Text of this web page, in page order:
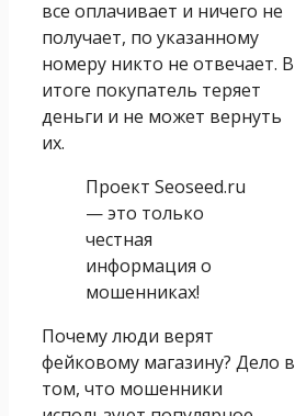
все оплачивает и ничего не
получает, по указанному
номеру никто не отвечает. В
итоге покупатель теряет
деньги и не может вернуть
их.
Проект Seoseed.ru
— это только
честная
информация о
мошенниках!
Почему люди верят
фейковому магазину? Дело в
том, что мошенники